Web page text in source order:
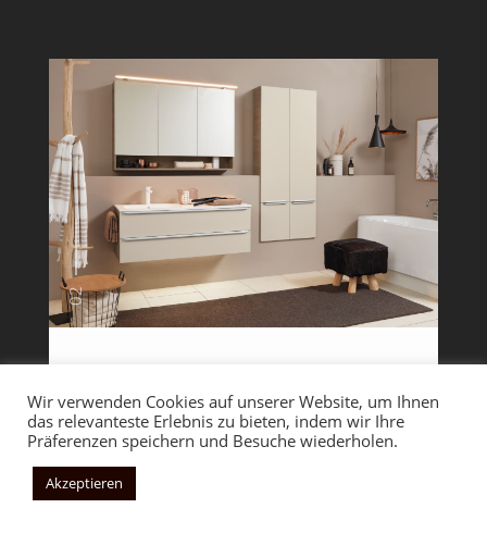
02
Wir planen und realisieren Ihren
Badumbau ganz nach Ihren Wünschen
und Bedürfnissen. Mit durchdachten
Wir verwenden Cookies auf unserer Website, um Ihnen
das relevanteste Erlebnis zu bieten, indem wir Ihre
Präferenzen speichern und Besuche wiederholen.
Akzeptieren